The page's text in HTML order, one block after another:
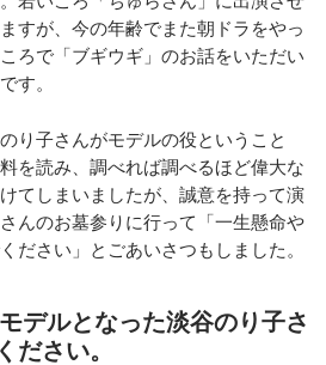
すが、今の年齢でまた朝ドラをやっ
ろで「ブギウギ」のお話をいただい
す。
り子さんがモデルの役ということ
を読み、調べれば調べるほど偉大な
てしまいましたが、誠意を持って演
んのお墓参りに行って「一生懸命や
ださい」とごあいさつもしました。
デルとなった淡谷のり子さ
ださい。